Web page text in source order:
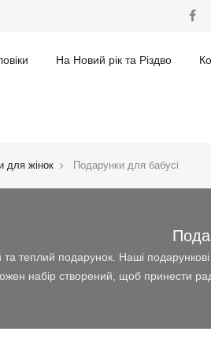
На Новий рік та Різдво
для жінок Подарунки для бабусі
теплий подарунок. Наші
набір створений, щоб принести